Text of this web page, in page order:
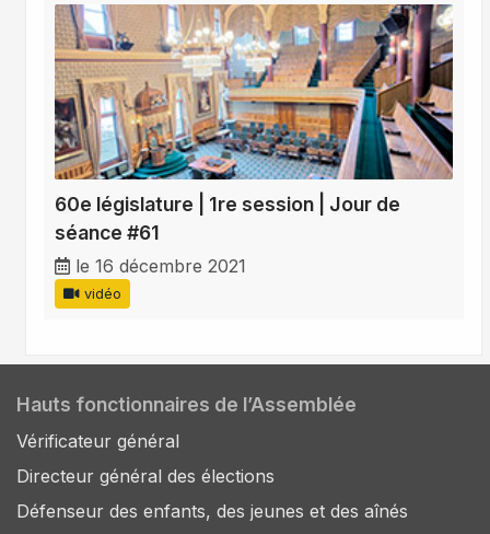
60e législature | 1re session | Jour de
séance #61
le 16 décembre 2021
vidéo
Hauts fonctionnaires de l’Assemblée
Vérificateur général
Directeur général des élections
Défenseur des enfants, des jeunes et des aînés